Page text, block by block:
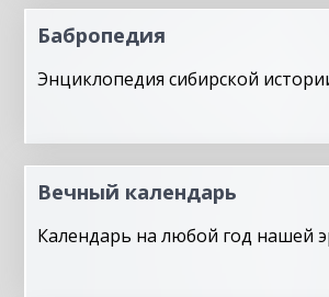
Бабропедия
Энциклопедия сибирской
Вечный календарь
Календарь на любой год нашей